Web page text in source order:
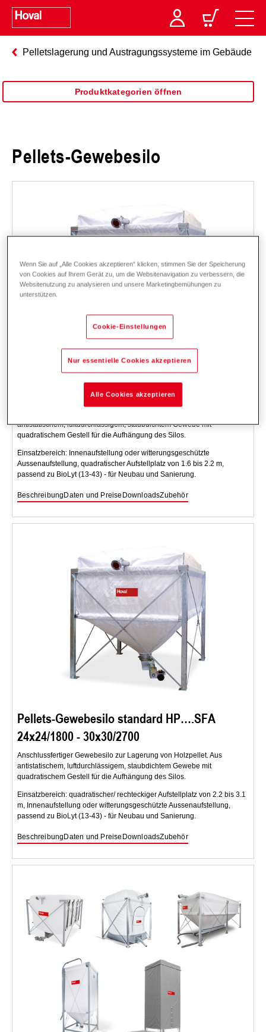
Pelletslagerung und Austragungssysteme im Gebäude
Produktkategorien öffnen
Pellets-Gewebesilo
Pellets-Gewebesilo standard HP….SFA
15x15/1800 - 21x21/2700
antistatischem, luftdurchlässigem, staubdichtem Gewebe mit
quadratischem Gestell für die Aufhängung des Silos.
Einsatzbereich: Innenaufstellung oder witterungsgeschützte
Aussenaufstellung, quadratischer Aufstellplatz von 1.6 bis 2.2 m,
passend zu BioLyt (13-43) - für Neubau und Sanierung.
BeschreibungDaten und Preise DownloadsZubehör
Pellets-Gewebesilo standard HP….SFA
24x24/1800 - 30x30/2700
Anschlussfertiger Gewebesilo zur Lagerung von Holzpellet. Aus
antistatischem, luftdurchlässigem, staubdichtem Gewebe mit
quadratischem Gestell für die Aufhängung des Silos.
Einsatzbereich: quadratischer/ rechteckiger Aufstellplatz von 2.2 bis 3.1
m, Innenaufstellung oder witterungsgeschützte Aussenaufstellung,
passend zu BioLyt (13-43) - für Neubau und Sanierung.
Beschreibung Daten und Preise DownloadsZubehör
Wenn Sie auf „Alle Cookies akzeptieren“ klicken, stimmen Sie der Speicherung
von Cookies auf Ihrem Gerät zu, um die Websitenavigation zu verbessern, die
Websitenutzung zu analysieren und unsere Marketingbemühungen zu
unterstützen.
Cookie-Einstellungen
Nur essentielle Cookies akzeptieren
Alle Cookies akzeptieren